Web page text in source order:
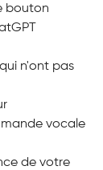
bouton
n'ont pas
vocale
de votre